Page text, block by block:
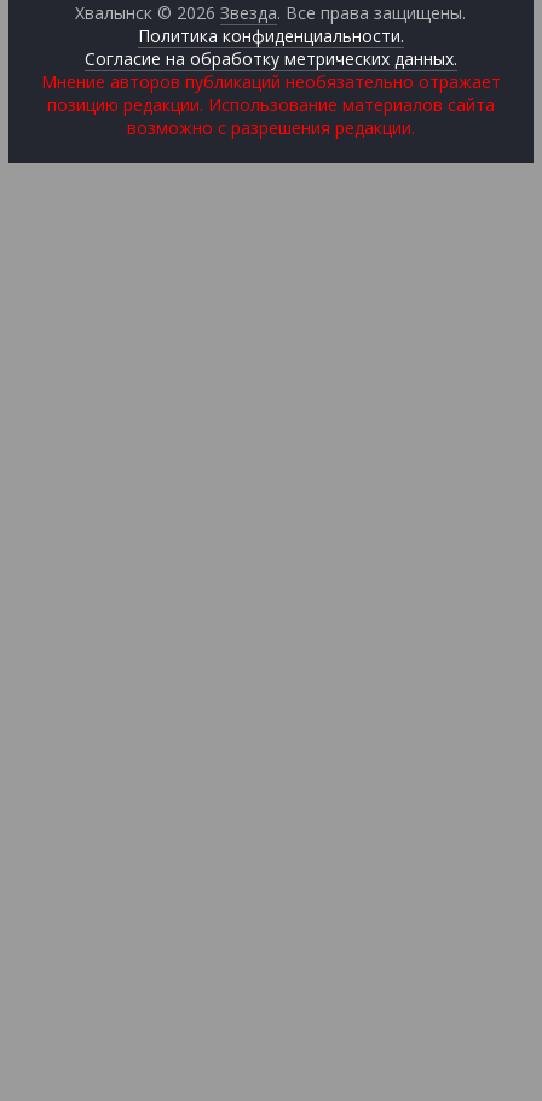
Хвалынск © 2026Звезда. Все права защищены.
Политика конфиденциальности.
Согласие на обработку метрических данных.
Мнение авторов публикаций необязательно отражает
позицию редакции. Использование материалов сайта
возможно с разрешения редакции.